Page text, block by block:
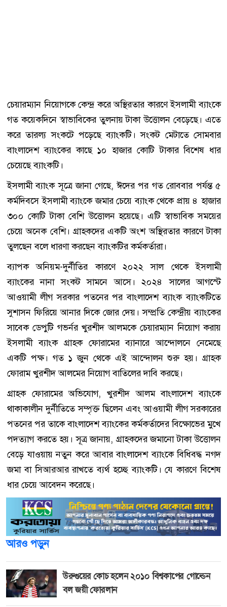
চেয়ারম্যান নিয়োগকে কেন্দ্র করে অস্থিরতার কারণে ইসলামী ব্যাংকে
গত কয়েকদিনে স্বাভাবিকের তুলনায় টাকা উত্তোলন বেড়েছে। এতে
করে তারল্য সংকটে পড়েছে ব্যাংকটি। সংকট মেটাতে সোমবার
বাংলাদেশ ব্যাংকের কাছে ১০ হাজার কোটি টাকার বিশেষ ধার
চেয়েছে ব্যাংকটি।
ইসলামী ব্যাংক সূত্রে জানা গেছে, ঈদের পর গত রোববার পর্যন্ত ৫
কর্মদিবসে ইসলামী ব্যাংকে জমার চেয়ে ব্যাংক থেকে প্রায় ৪ হাজার
৩০০ কোটি টাকা বেশি উত্তোলন হয়েছে। এটি স্বাভাবিক সময়ের
চেয়ে অনেক বেশি। গ্রাহকদের একটি অংশ অস্থিরতার কারণে টাকা
তুলছেন বলে ধারণা করছেন ব্যাংকটির কর্মকর্তারা।
ব্যাপক অনিয়ম-দুর্নীতির কারণে ২০২২ সাল থেকে ইসলামী
ব্যাংকের নানা সংকট সামনে আসে। ২০২৪ সালের আগস্টে
আওয়ামী লীগ সরকার পতনের পর বাংলাদেশ ব্যাংক ব্যাংকটিতে
সুশাসন ফিরিয়ে আনার দিকে জোর দেয়। সম্প্রতি কেন্দ্রীয় ব্যাংকের
সাবেক ডেপুটি গভর্নর খুরশীদ আলমকে চেয়ারম্যান নিয়োগ করায়
ইসলামী ব্যাংক গ্রাহক ফোরামের ব্যানারে আন্দোলনে নেমেছে
একটি পক্ষ। গত ১ জুন থেকে এই আন্দোলন শুরু হয়। গ্রাহক
ফোরাম খুরশীদ আলমের নিয়োগ বাতিলের দাবি করছে।
গ্রাহক ফোরামের অভিযোগ, খুরশীদ আলম বাংলাদেশ ব্যাংকে
থাকাকালীন দুর্নীতিতে সম্পৃক্ত ছিলেন এবং আওয়ামী লীগ সরকারের
পতনের পর তাকে বাংলাদেশ ব্যাংকের কর্মকর্তাদের বিক্ষোভের মুখে
পদত্যাগ করতে হয়। সূত্র জানায়, গ্রাহকদের জমানো টাকা উত্তোলন
বেড়ে যাওয়ায় নতুন করে আবার বাংলাদেশ ব্যাংকে বিধিবদ্ধ নগদ
জমা বা সিআরআর রাখতে ব্যর্থ হচ্ছে ব্যাংকটি। যে কারণে বিশেষ
ধার চেয়ে আবেদন করেছে।
আরও পড়ুন
উরুগুয়ের কোচ হলেন ২০১০ বিশ্বকাপের গোল্ডেন
বল জয়ী ফোরলান